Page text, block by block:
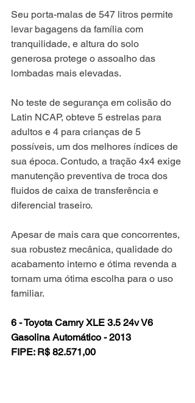
Seu porta-malas de 547 litros permite
levar bagagens da família com
tranquilidade, e altura do solo
generosa protege o assoalho das
lombadas mais elevadas.
No teste de segurança em colisão do
Latin NCAP, obteve 5 estrelas para
adultos e 4 para crianças de 5
possíveis, um dos melhores índices de
sua época. Contudo, a tração 4x4 exige
manutenção preventiva de troca dos
fluidos de caixa de transferência e
diferencial traseiro.
Apesar de mais cara que concorrentes,
sua robustez mecânica, qualidade do
acabamento interno e ótima revenda a
tornam uma ótima escolha para o uso
familiar.
6 - Toyota Camry XLE 3.5 24v V6
Gasolina Automático - 2013
FIPE: R$ 82.571,00